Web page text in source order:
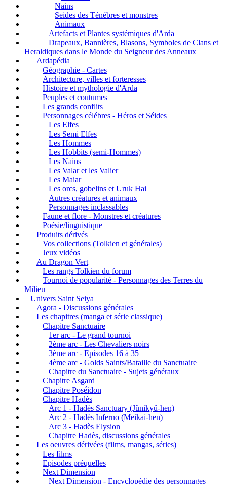
Nains
Seides des Ténébres et monstres
Animaux
Artefacts et Plantes systémiques d'Arda
Drapeaux, Bannières, Blasons, Symboles de Clans et
Heraldiques dans le Monde du Seigneur des Anneaux
Ardapédia
Géographie - Cartes
Architecture, villes et forteresses
Histoire et mythologie d'Arda
Peuples et coutumes
Les grands conflits
Personnages célébres - Héros et Séides
Les Elfes
Les Semi Elfes
Les Hommes
Les Hobbits (semi-Hommes)
Les Nains
Les Valar et les Valier
Les Maiar
Les orcs, gobelins et Uruk Hai
Autres créatures et animaux
Personnages inclassables
Faune et flore - Monstres et créatures
Poésie/linguistique
Produits dérivés
Vos collections (Tolkien et générales)
Jeux vidéos
Au Dragon Vert
Les rangs Tolkien du forum
Tournoi de popularité - Personnages des Terres du
Milieu
Univers Saint Seiya
Agora - Discussions générales
Les chapitres (manga et série classique)
Chapitre Sanctuaire
1er arc - Le grand tournoi
2ème arc - Les Chevaliers noirs
3ème arc - Episodes 16 à 35
4ème arc - Golds Saints/Bataille du Sanctuaire
Chapitre du Sanctuaire - Sujets généraux
Chapitre Asgard
Chapitre Poséidon
Chapitre Hadès
Arc 1 - Hadès Sanctuary (Jûnikyû-hen)
Arc 2 - Hadès Inferno (Meikai-hen)
Arc 3 - Hadès Elysion
Chapitre Hadès, discussions générales
Les oeuvres dérivées (films, mangas, séries)
Les films
Episodes préquelles
Next Dimension
Next Dimension - Encyclopédie des personnages